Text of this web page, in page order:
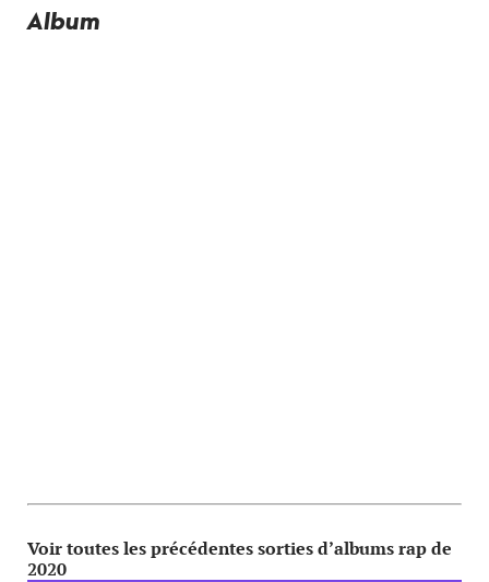
Album
Voir toutes les précédentes sorties d’albums rap de
2020